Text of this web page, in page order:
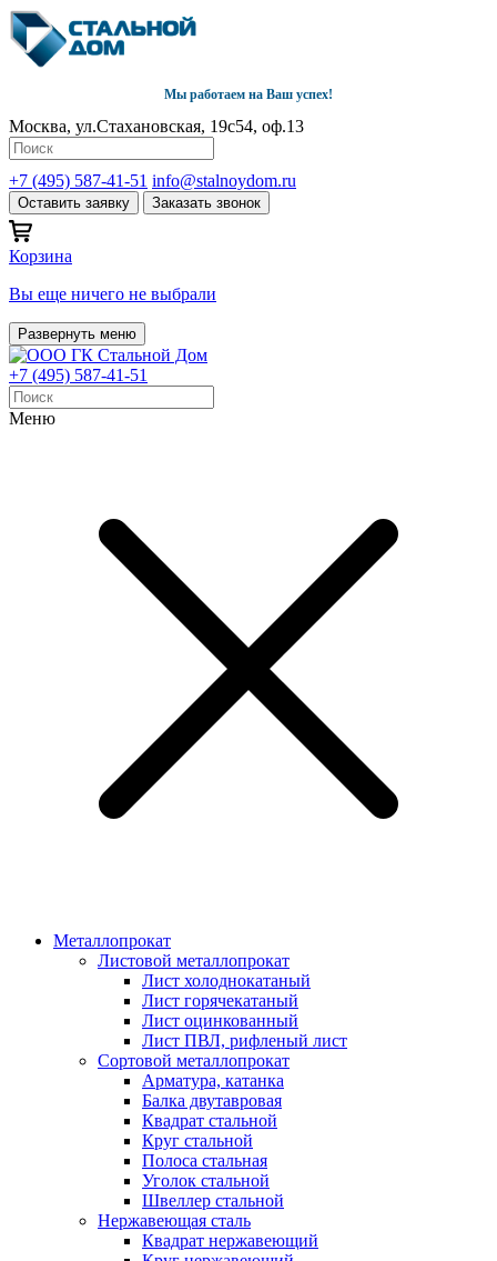
Мы работаем на Ваш успех!
Москва, ул.Стахановская, 19с54, оф.13
+7 (495) 587-41-51 info@stalnoydom.ru
Оставить заявку Заказать звонок
Корзина
Вы еще ничего не выбрали
Развернуть меню
+7 (495) 587-41-51
Меню
Металлопрокат
Листовой металлопрокат
Лист холоднокатаный
Лист горячекатаный
Лист оцинкованный
Лист ПВЛ, рифленый лист
Сортовой металлопрокат
Арматура, катанка
Балка двутавровая
Квадрат стальной
Круг стальной
Полоса стальная
Уголок стальной
Швеллер стальной
Нержавеющая сталь
Квадрат нержавеющий